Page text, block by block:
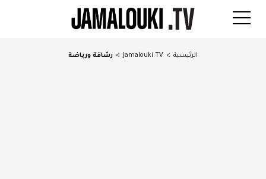
الرئيسية >
Jamalouki.TV
> رشاقة ورياضة